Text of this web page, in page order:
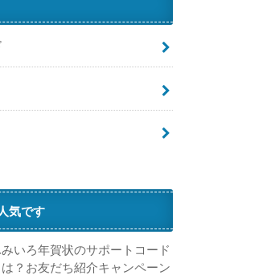
気です
いろ年賀状のサポートコード
は？お友だち紹介キャンペーン